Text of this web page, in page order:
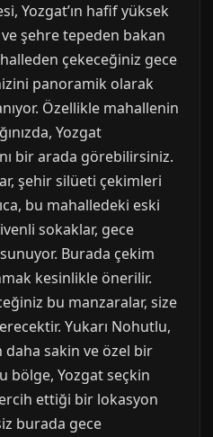
Yozgat’ın hafif yüksek
şehre tepeden bakan
çekeceğiniz gece
panoramik olarak
Özellikle mahallenin
Yozgat
bir arada görebilirsiniz.
şehir silüeti çekimleri
bu mahalledeki eski
sokaklar, gece
Burada çekim
kesinlikle önerilir.
bu manzaralar, size
Yukarı Nohutlu,
daha sakin ve özel bir
bölge, Yozgat seçkin
ettiği bir lokasyon
burada gece